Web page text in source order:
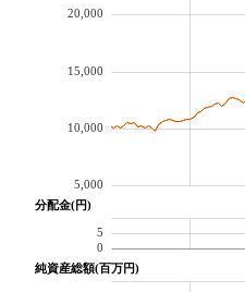
5,000
10,000
15,000
20,000
分配金(円)
0
5
純資産総額(百万円)